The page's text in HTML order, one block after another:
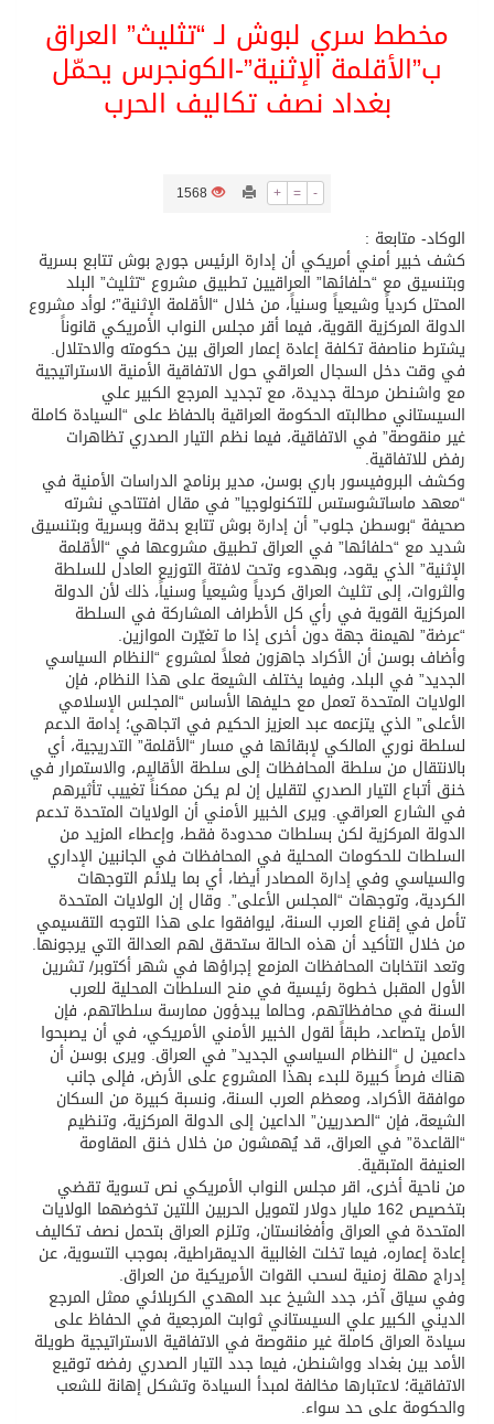
تسليم 248 حافلة سياحية صينية فاخرة مخصصة للسوق السعودية
ثلة من الضابطات في الجييش الكويتي
مدينة الملك سلمان للطاقة “سبارك” توقع اتفاقية تطوير مصانع جاهزة ومتخصصة في مجال الطاقة
كسوة الكعبة تعتلي البيت العتيق
مخطط سري لبوش لـ “تثليث” العراق
ب”الأقلمة الإثنية”-الكونجرس يحمّل
بغداد نصف تكاليف الحرب
+ = -
1568
الوكاد- متابعة :
كشف خبير أمني أمريكي أن إدارة الرئيس جورج بوش تتابع بسرية
وبتنسيق مع “حلفائها” العراقيين تطبيق مشروع “تثليث” البلد
المحتل كردياً وشيعياً وسنياً، من خلال “الأقلمة الإثنية”؛ لوأد مشروع
الدولة المركزية القوية، فيما أقر مجلس النواب الأمريكي قانوناً
يشترط مناصفة تكلفة إعادة إعمار العراق بين حكومته والاحتلال.
في وقت دخل السجال العراقي حول الاتفاقية الأمنية الاستراتيجية
مع واشنطن مرحلة جديدة، مع تجديد المرجع الكبير علي
السيستاني مطالبته الحكومة العراقية بالحفاظ على “السيادة كاملة
غير منقوصة” في الاتفاقية، فيما نظم التيار الصدري تظاهرات
رفض للاتفاقية.
وكشف البروفيسور باري بوسن، مدير برنامج الدراسات الأمنية في
“معهد ماساتشوستس للتكنولوجيا” في مقال افتتاحي نشرته
صحيفة “بوسطن جلوب” أن إدارة بوش تتابع بدقة وبسرية وبتنسيق
شديد مع “حلفائها” في العراق تطبيق مشروعها في “الأقلمة
الإثنية” الذي يقود، وبهدوء وتحت لافتة التوزيع العادل للسلطة
والثروات، إلى تثليث العراق كردياً وشيعياً وسنياً، ذلك لأن الدولة
المركزية القوية في رأي كل الأطراف المشاركة في السلطة
“عرضة” لهيمنة جهة دون أخرى إذا ما تغيّرت الموازين.
وأضاف بوسن أن الأكراد جاهزون فعلاً لمشروع “النظام السياسي
الجديد” في البلد، وفيما يختلف الشيعة على هذا النظام، فإن
الولايات المتحدة تعمل مع حليفها الأساس “المجلس الإسلامي
الأعلى” الذي يتزعمه عبد العزيز الحكيم في اتجاهي؛ إدامة الدعم
لسلطة نوري المالكي لإبقائها في مسار “الأقلمة” التدريجية، أي
بالانتقال من سلطة المحافظات إلى سلطة الأقاليم، والاستمرار في
خنق أتباع التيار الصدري لتقليل إن لم يكن ممكناً تغييب تأثيرهم
في الشارع العراقي. ويرى الخبير الأمني أن الولايات المتحدة تدعم
الدولة المركزية لكن بسلطات محدودة فقط، وإعطاء المزيد من
السلطات للحكومات المحلية في المحافظات في الجانبين الإداري
والسياسي وفي إدارة المصادر أيضا، أي بما يلائم التوجهات
الكردية، وتوجهات “المجلس الأعلى”. وقال إن الولايات المتحدة
تأمل في إقناع العرب السنة، ليوافقوا على هذا التوجه التقسيمي
من خلال التأكيد أن هذه الحالة ستحقق لهم العدالة التي يرجونها.
وتعد انتخابات المحافظات المزمع إجراؤها في شهر أكتوبر/ تشرين
الأول المقبل خطوة رئيسية في منح السلطات المحلية للعرب
السنة في محافظاتهم، وحالما يبدؤون ممارسة سلطاتهم، فإن
الأمل يتصاعد، طبقاً لقول الخبير الأمني الأمريكي، في أن يصبحوا
داعمين ل “النظام السياسي الجديد” في العراق. ويرى بوسن أن
هناك فرصاً كبيرة للبدء بهذا المشروع على الأرض، فإلى جانب
موافقة الأكراد، ومعظم العرب السنة، ونسبة كبيرة من السكان
الشيعة، فإن “الصدريين” الداعين إلى الدولة المركزية، وتنظيم
“القاعدة” في العراق، قد يُهمشون من خلال خنق المقاومة
العنيفة المتبقية.
من ناحية أخرى، اقر مجلس النواب الأمريكي نص تسوية تقضي
بتخصيص 162 مليار دولار لتمويل الحربين اللتين تخوضهما الولايات
المتحدة في العراق وأفغانستان، وتلزم العراق بتحمل نصف تكاليف
إعادة إعماره، فيما تخلت الغالبية الديمقراطية، بموجب التسوية، عن
إدراج مهلة زمنية لسحب القوات الأمريكية من العراق.
وفي سياق آخر، جدد الشيخ عبد المهدي الكربلائي ممثل المرجع
الديني الكبير علي السيستاني ثوابت المرجعية في الحفاظ على
سيادة العراق كاملة غير منقوصة في الاتفاقية الاستراتيجية طويلة
الأمد بين بغداد وواشنطن، فيما جدد التيار الصدري رفضه توقيع
الاتفاقية؛ لاعتبارها مخالفة لمبدأ السيادة وتشكل إهانة للشعب
والحكومة على حد سواء.